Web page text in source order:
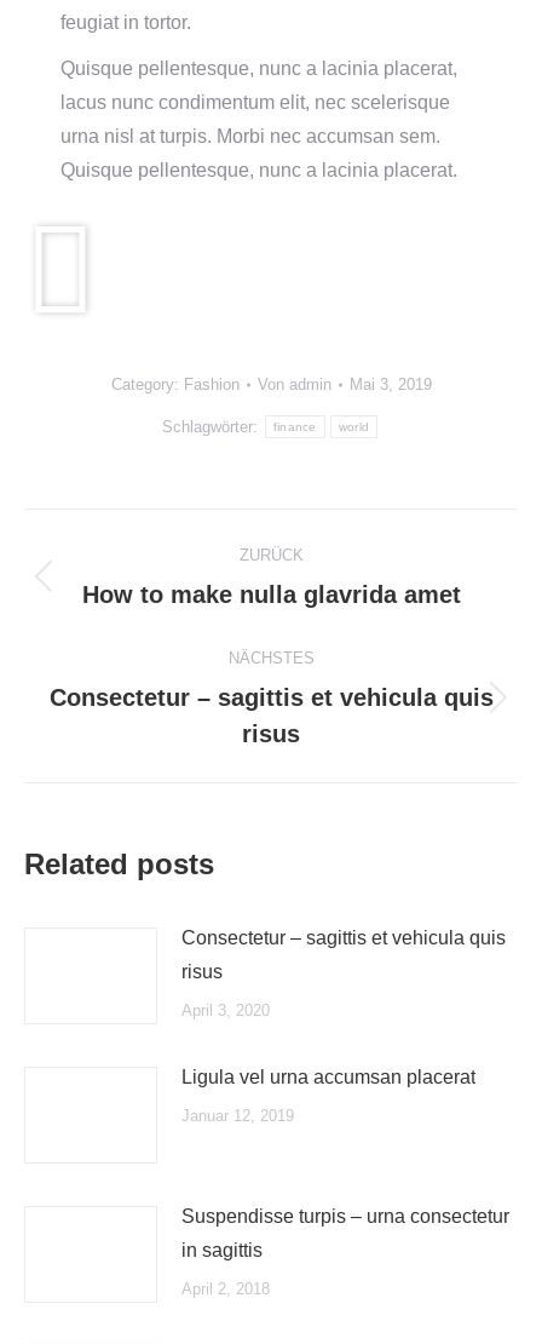
feugiat in tortor.
Quisque pellentesque, nunc a lacinia placerat,
lacus nunc condimentum elit, nec scelerisque
urna nisl at turpis. Morbi nec accumsan sem.
Quisque pellentesque, nunc a lacinia placerat.
Category: Fashion Von admin Mai 3, 2019
Schlagwörter: finance world
ZURÜCK
How to make nulla glavrida amet
NÄCHSTES
Consectetur – sagittis et vehicula quis
risus
Related posts
Consectetur – sagittis et vehicula quis
risus
April 3, 2020
Ligula vel urna accumsan placerat
Januar 12, 2019
Suspendisse turpis – urna consectetur
in sagittis
April 2, 2018